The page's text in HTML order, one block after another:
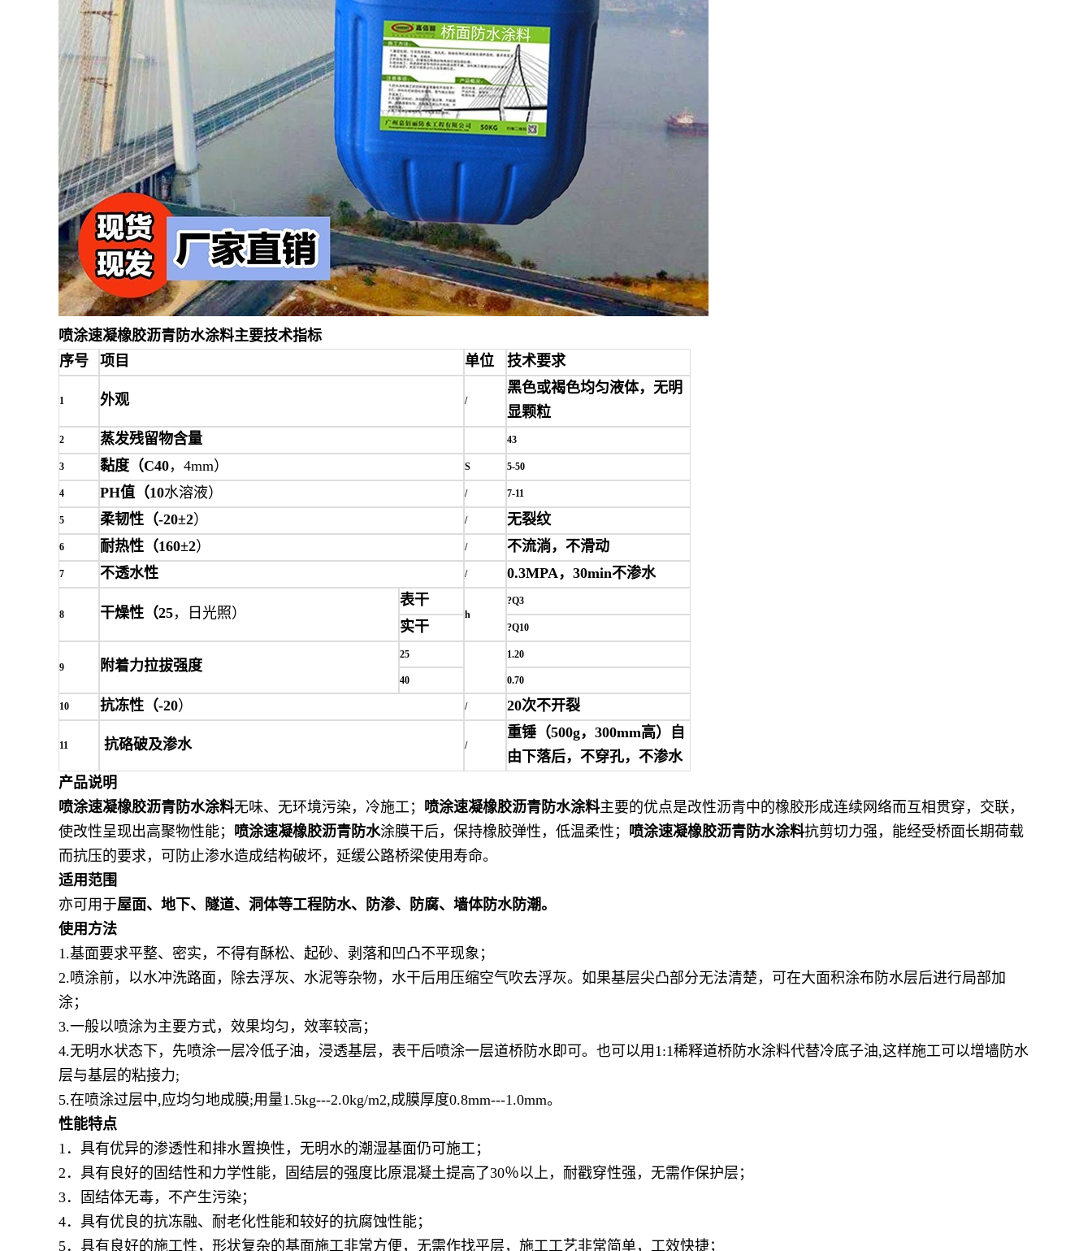
喷涂速凝橡胶沥青防水涂料主要技术指标
序号
项目 单位 技术要求
1 外观 /
黑色或褐色均匀液体，无明
显颗粒
2 蒸发残留物含量 43
3 黏度（C40，4mm） S 5-50
4 PH值（10水溶液） / 7-11
5 柔韧性（-20±2） / 无裂纹
6 耐热性（160±2） / 不流淌，不滑动
7 不透水性 / 0.3MPA，30min不渗水
8 干燥性（25，日光照）
表干
h
?Q3
实干 ?Q10
9 附着力拉拔强度
25 1.20
40 0.70
10 抗冻性（-20） / 20次不开裂
11 抗硌破及渗水 /
重锤（500g，300mm高）自
由下落后，不穿孔，不渗水
产品说明
喷涂速凝橡胶沥青防水涂料无味、无环境污染，冷施工； 喷涂速凝橡胶沥青防水涂料主要的优点是改性沥青中的橡胶形成连续网络而互相贯穿，交联，
使改性呈现出高聚物性能； 喷涂速凝橡胶沥青防水涂膜干后，保持橡胶弹性，低温柔性； 喷涂速凝橡胶沥青防水涂料抗剪切力强，能经受桥面长期荷载
而抗压的要求，可防止渗水造成结构破坏，延缓公路桥梁使用寿命。
适用范围
亦可用于屋面、地下、隧道、洞体等工程防水、防渗、防腐、墙体防水防潮。
使用方法
1.基面要求平整、密实，不得有酥松、起砂、剥落和凹凸不平现象；
2.喷涂前，以水冲洗路面，除去浮灰、水泥等杂物，水干后用压缩空气吹去浮灰。如果基层尖凸部分无法清楚，可在大面积涂布防水层后进行局部加
涂；
3.一般以喷涂为主要方式，效果均匀，效率较高；
4.无明水状态下，先喷涂一层冷低子油，浸透基层，表干后喷涂一层道桥防水即可。也可以用1:1稀释道桥防水涂料代替冷底子油,这样施工可以增墙防水
层与基层的粘接力;
5.在喷涂过层中,应均匀地成膜;用量1.5kg---2.0kg/m2,成膜厚度0.8mm---1.0mm。
性能特点
1．具有优异的渗透性和排水置换性，无明水的潮湿基面仍可施工；
2．具有良好的固结性和力学性能，固结层的强度比原混凝土提高了30％以上，耐戳穿性强，无需作保护层；
3．固结体无毒，不产生污染；
4．具有优良的抗冻融、耐老化性能和较好的抗腐蚀性能；
5．具有良好的施工性，形状复杂的基面施工非常方便，无需作找平层，施工工艺非常简单，工效快捷；